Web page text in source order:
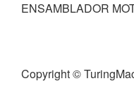
ENSAMBLADOR
Copyright ©